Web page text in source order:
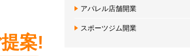
案!
アパレル店舗開業
スポーツジム開業